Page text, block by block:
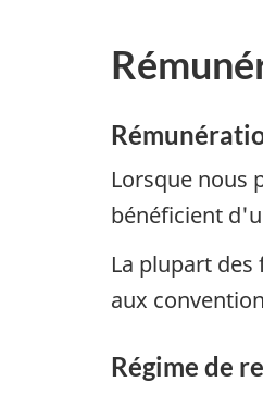
Lorsque nous
bénéficient
La plupart
aux
Régime de